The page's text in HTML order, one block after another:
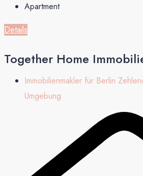
Apartment
Details
Together Home
Immobilienmakler für Berlin
Umgebung